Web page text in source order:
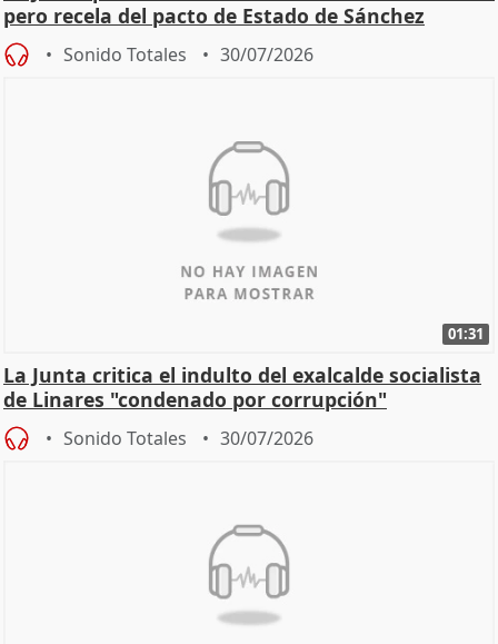
pero recela del pacto de Estado de Sánchez
Sonido Totales 30/07/2026
01:31
La Junta critica el indulto del exalcalde socialista
de Linares "condenado por corrupción"
Sonido Totales 30/07/2026